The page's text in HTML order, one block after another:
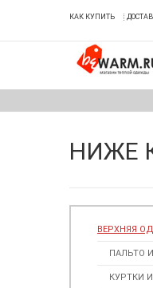
КАК КУПИТЬ
НИЖЕ
ВЕРХНЯЯ
ПАЛЬТО
КУРТКИ